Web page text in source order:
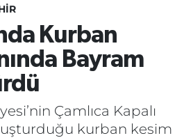
Kurban
Bayram
Çamlıca Kapalı
kurban kesim